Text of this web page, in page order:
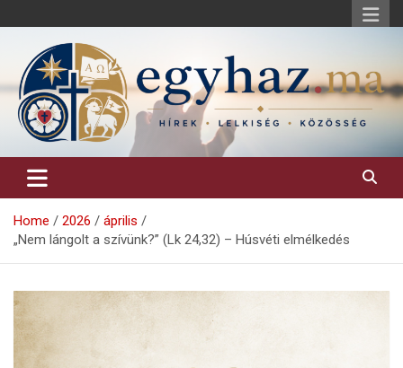
to
egyhaz.ma
Keresztény hírek, elemzések, építő jellegű kritikai írások.
Home 2026
április
„Nem lángolt a szívünk?” (Lk 24,32) – Húsvéti elmélkedés